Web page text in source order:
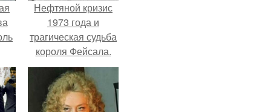
Нефтяной кризис
1973 года и
трагическая судьба
короля Фейсала.